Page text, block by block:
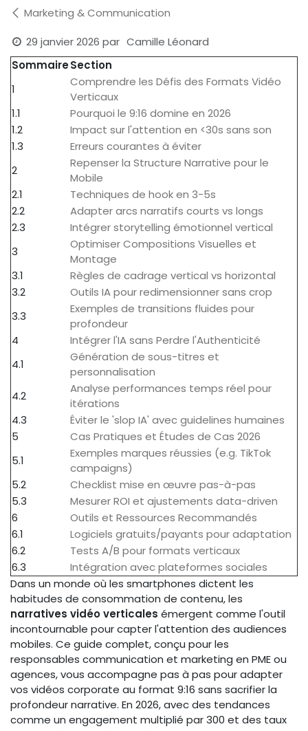
Marketing & Communication
29 janvier 2026 par Camille Léonard
SommaireSection
1
Comprendre les Défis des Formats Vidéo
Verticaux
1.1
Pourquoi le 9:16 domine en 2026
1.2
Impact sur l'attention en <30s sans son
1.3
Erreurs courantes à éviter
2
Repenser la Structure Narrative pour le
Mobile
2.1
Techniques de hook en 3-5s
2.2
Adapter arcs narratifs courts vs longs
2.3
Intégrer storytelling émotionnel vertical
3
Optimiser Compositions Visuelles et
Montage
3.1
Règles de cadrage vertical vs horizontal
3.2
Outils IA pour redimensionner sans crop
3.3
Exemples de transitions fluides pour
profondeur
4
Intégrer l'IA sans Perdre l'Authenticité
4.1
Génération de sous-titres et
personnalisation
4.2
Analyse performances temps réel pour
itérations
4.3
Éviter le 'slop IA' avec guidelines humaines
5
Cas Pratiques et Études de Cas 2026
5.1
Exemples marques réussies (e.g. TikTok
campaigns)
5.2
Checklist mise en œuvre pas-à-pas
5.3
Mesurer ROI et ajustements data-driven
6
Outils et Ressources Recommandés
6.1
Logiciels gratuits/payants pour adaptation
6.2
Tests A/B pour formats verticaux
6.3
Intégration avec plateformes sociales
Dans un monde où les smartphones dictent les
habitudes de consommation de contenu, les
narratives vidéo verticales émergent comme l'outil
incontournable pour capter l'attention des audiences
mobiles. Ce guide complet, conçu pour les
responsables communication et marketing en PME ou
agences, vous accompagne pas à pas pour adapter
vos vidéos corporate au format 9:16 sans sacrifier la
profondeur narrative. En 2026, avec des tendances
comme un engagement multiplié par 300 et des taux